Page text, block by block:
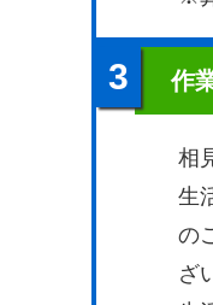
3 作
相
生
の
ざ